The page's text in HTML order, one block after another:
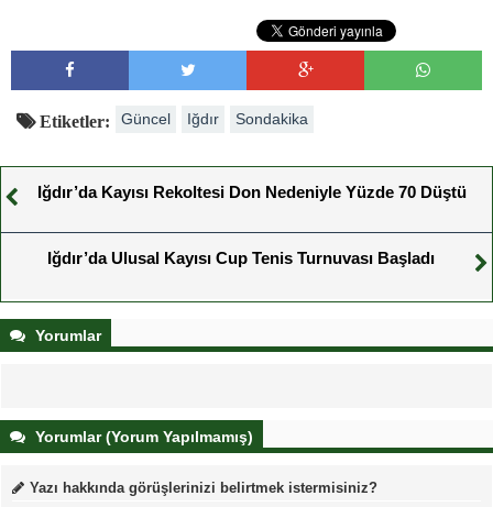
Etiketler: Güncel Iğdır Sondakika
Iğdır’da Kayısı Rekoltesi Don Nedeniyle Yüzde 70 Düştü
Iğdır’da Ulusal Kayısı Cup Tenis Turnuvası Başladı
Yorumlar
Yorumlar (Yorum Yapılmamış)
Yazı hakkında görüşlerinizi belirtmek istermisiniz?